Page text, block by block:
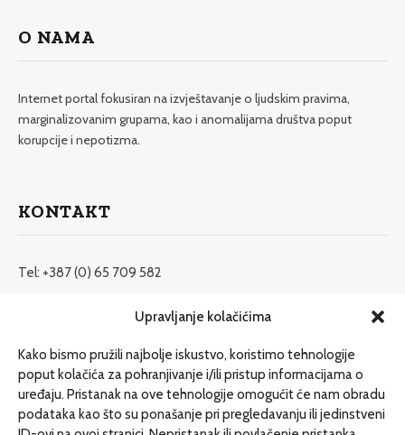
Upravljanje kolačićima
Kako bismo pružili najbolje iskustvo, koristimo tehnologije
poput kolačića za pohranjivanje i/ili pristup informacijama o
uređaju. Pristanak na ove tehnologije omogućit će nam obradu
podataka kao što su ponašanje pri pregledavanju ili jedinstveni
O NAMA
Internet portal fokusiran na izvještavanje o ljudskim pravima,
marginalizovanim grupama, kao i anomalijama društva poput
korupcije i nepotizma.
KONTAKT
Tel: +387 (0) 65 709 582
redakcija@etrafika.net
Dosije
Drugi pišu